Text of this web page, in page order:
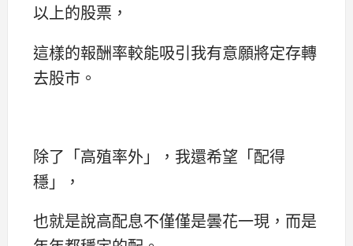
以上的股票，
這樣的報酬率較能吸引我有意願將定存轉
去股市。
除了「高殖率外」，我還希望「配得
穩」，
也就是說高配息不僅僅是曇花一現，而是